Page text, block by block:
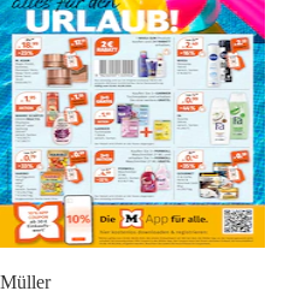
Müller